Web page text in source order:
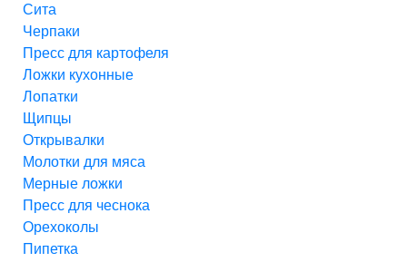
Сита
Черпаки
Пресс для картофеля
Ложки кухонные
Лопатки
Щипцы
Открывалки
Молотки для мяса
Мерные ложки
Пресс для чеснока
Орехоколы
Пипетка